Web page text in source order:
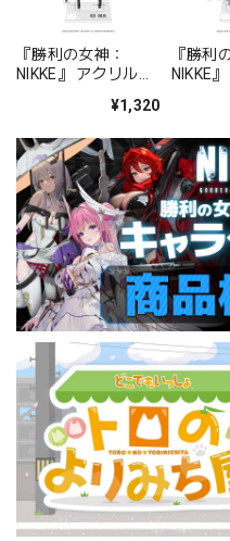
『勝利の女神：
NIKKE』 アクリルス
¥1,320
『勝利
NIKKE
ォーチ